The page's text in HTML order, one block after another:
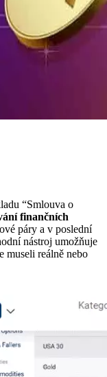
“Smlouva o
finančních
páry a v poslední
nástroj umožňuje
museli reálně nebo